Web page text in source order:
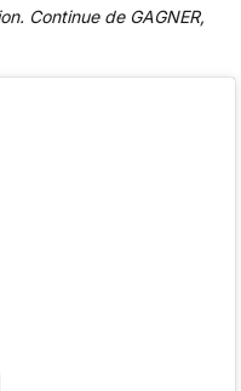
Continue de GAGNER,